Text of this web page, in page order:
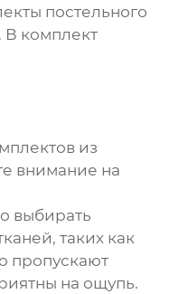
постельного
В комплект
из
внимание на
выбирать
таких как
пропускают
на ощупь.